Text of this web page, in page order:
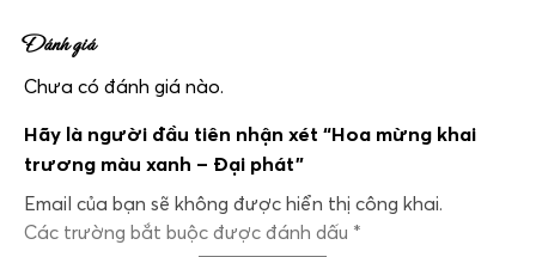
Đánh giá
Chưa có đánh giá nào.
Hãy là người đầu tiên nhận xét “Hoa mừng khai
trương màu xanh – Đại phát”
Email của bạn sẽ không được hiển thị công khai.
Các trường bắt buộc được đánh dấu *